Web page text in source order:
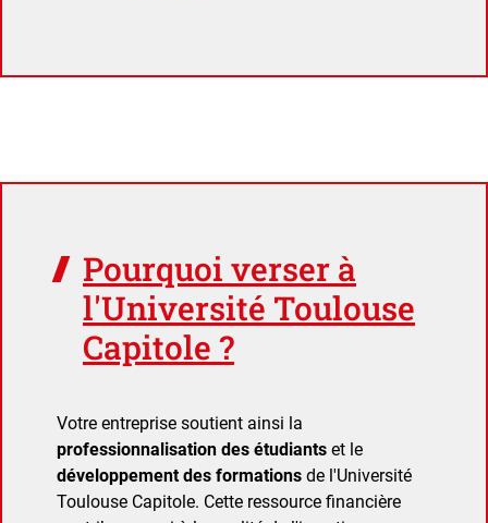
Pourquoi verser à
l'Université Toulouse
Capitole ?
Votre entreprise soutient ainsi la
professionnalisation des étudiants et le
développement des formations de l'Université
Toulouse Capitole. Cette ressource financière